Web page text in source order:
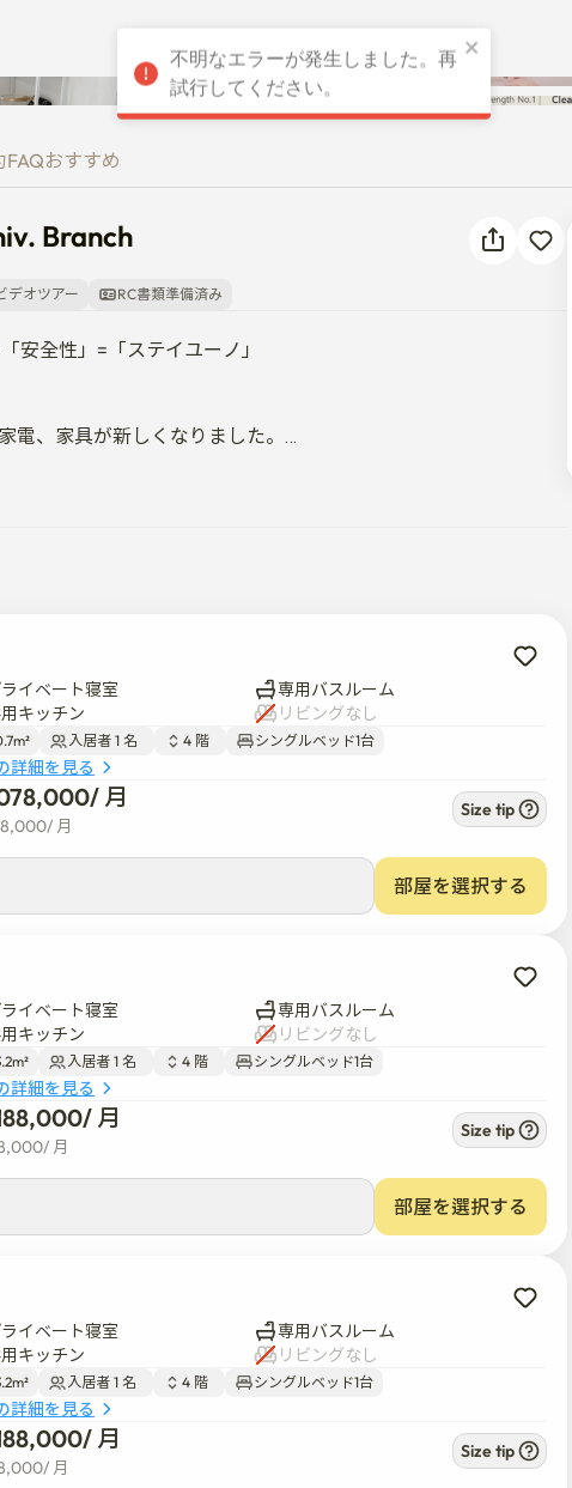
Branch
FAQおすすめ
Branch
デオツアー RC書類準備済み
安全性」=「ステイユーノ」
、家具が新しくなりました。
防疫業者であるセスコが毎月防疫サービスを行っています。
兼用）、冷蔵庫、電子レンジ、机、椅子、クローゼット、個人
す。
能です。（キッチン共有のみです）
ています。 そして地理的にはソウルの中心部に位置してお
どが近くにあり、公共交通機関を利用してソウルの主要大学や
ジャンギルにあります。
すか
で停車します
きです
イベート寝室
専用バスルーム
キッチン
リビングなし
入居者 1 名 4 階 シングルベッド1台
詳細を見る
/ 月
/ 月
Size tip
部屋を選択する
イベート寝室
専用バスルーム
キッチン
リビングなし
入居者 1 名 4 階 シングルベッド1台
詳細を見る
/ 月
/ 月
Size tip
部屋を選択する
イベート寝室
専用バスルーム
キッチン
リビングなし
入居者 1 名 4 階 シングルベッド1台
詳細を見る
/ 月
/ 月
Size tip
不明なエラーが発生しました。再
試行してください。